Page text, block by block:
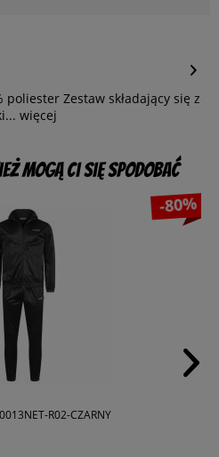
poliester Zestaw składający się z
więcej
mogą Ci się spodobać
-80%
R02-CZARNY